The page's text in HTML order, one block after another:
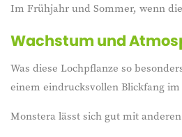
Im Frühjahr und Sommer, wenn
Wachstum und
Was diese Lochpflanze so
einem eindrucksvollen Blickfang
Monstera lässt sich gut mit